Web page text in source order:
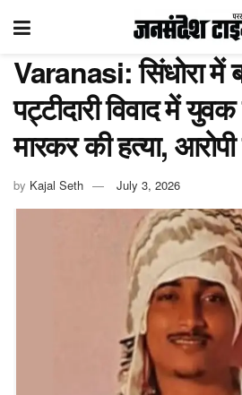
Varanasi: सिंधोरा में
पट्टीदारी विवाद में
मारकर की हत्या,
by Kajal Seth July 3, 2026